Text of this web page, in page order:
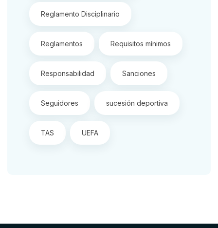
Reglamento Disciplinario
Reglamentos Requisitos mínimos
Responsabilidad Sanciones
Seguidores sucesión deportiva
TAS UEFA